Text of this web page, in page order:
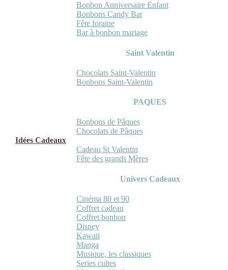
Bonbon Anniversaire Enfant
Bonbons Candy Bar
Fête foraine
Bar à bonbon mariage
Saint Valentin
Chocolats Saint-Valentin
Bonbons Saint-Valentin
PAQUES
Bonbons de Pâques
Chocolats de Pâques
Idées Cadeaux
Cadeau St Valentin
Fête des grands Mères
Univers Cadeaux
Cinéma 80 et 90
Coffret cadeau
Coffret bonbon
Disney
Kawaii
Manga
Musique, les classiques
Series cultes